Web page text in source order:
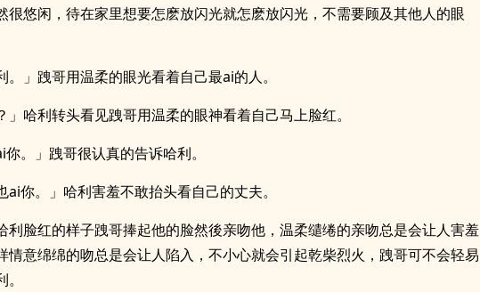
很悠闲，待在家里想要怎麽放闪光就怎麽放闪光，不需要顾及其他人的眼
。」跩哥用温柔的眼光看着自己最ai的人。
」哈利转头看见跩哥用温柔的眼神看着自己马上脸红。
你。」跩哥很认真的告诉哈利。
ai你。」哈利害羞不敢抬头看自己的丈夫。
利脸红的样子跩哥捧起他的脸然後亲吻他，温柔缱绻的亲吻总是会让人害羞
情意绵绵的吻总是会让人陷入，不小心就会引起乾柴烈火，跩哥可不会轻易